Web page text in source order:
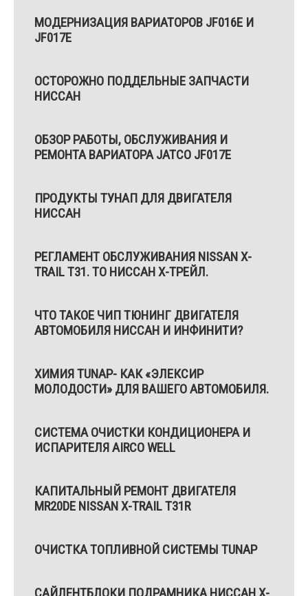
МОДЕРНИЗАЦИЯ ВАРИАТОРОВ JF016E И
JF017E
ОСТОРОЖНО ПОДДЕЛЬНЫЕ ЗАПЧАСТИ
НИССАН
ОБЗОР РАБОТЫ, ОБСЛУЖИВАНИЯ И
РЕМОНТА ВАРИАТОРА JATCO JF017E
ПРОДУКТЫ ТУНАП ДЛЯ ДВИГАТЕЛЯ
НИССАН
РЕГЛАМЕНТ ОБСЛУЖИВАНИЯ NISSAN X-
TRAIL T31. ТО НИССАН Х-ТРЕЙЛ.
ЧТО ТАКОЕ ЧИП ТЮНИНГ ДВИГАТЕЛЯ
АВТОМОБИЛЯ НИССАН И ИНФИНИТИ?
ХИМИЯ TUNAP- КАК «ЭЛЕКСИР
МОЛОДОСТИ» ДЛЯ ВАШЕГО АВТОМОБИЛЯ.
СИСТЕМА ОЧИСТКИ КОНДИЦИОНЕРА И
ИСПАРИТЕЛЯ AIRCO WELL
КАПИТАЛЬНЫЙ РЕМОНТ ДВИГАТЕЛЯ
MR20DE NISSAN X-TRAIL T31R
ОЧИСТКА ТОПЛИВНОЙ СИСТЕМЫ TUNAP
САЙЛЕНТБЛОКИ ПОДРАМНИКА НИССАН Х-